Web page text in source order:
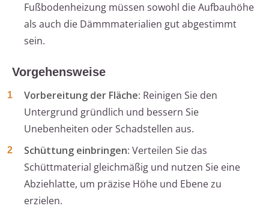
Fußbodenheizung müssen sowohl die Aufbauhöhe
als auch die Dämmmaterialien gut abgestimmt
sein.
Vorgehensweise
Vorbereitung der Fläche: Reinigen Sie den
Untergrund gründlich und bessern Sie
Unebenheiten oder Schadstellen aus.
Schüttung einbringen: Verteilen Sie das
Schüttmaterial gleichmäßig und nutzen Sie eine
Abziehlatte, um präzise Höhe und Ebene zu
erzielen.